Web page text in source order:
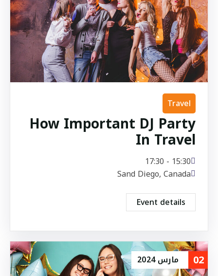
Travel
How Important DJ Party
In Travel
15:30 - 17:30
Sand Diego, Canada
Event details
02 مارس2024